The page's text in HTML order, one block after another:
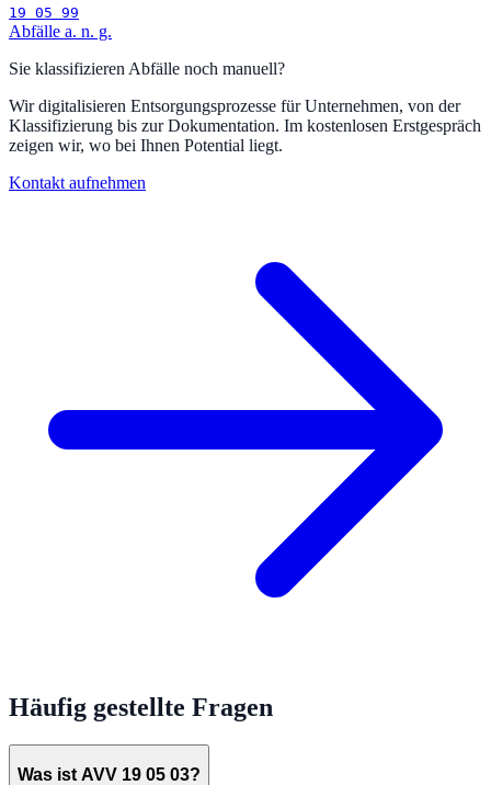
19 05 99
Abfälle a. n. g.
Sie klassifizieren Abfälle noch manuell?
Wir digitalisieren Entsorgungsprozesse für Unternehmen, von der
Klassifizierung bis zur Dokumentation. Im kostenlosen Erstgespräch
zeigen wir, wo bei Ihnen Potential liegt.
Kontakt aufnehmen
Häufig gestellte Fragen
Was ist AVV 19 05 03?